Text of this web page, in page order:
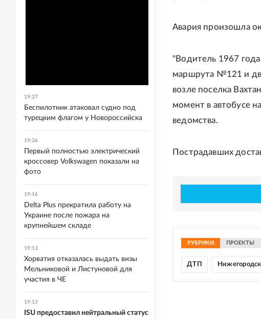
Авария произошла
"Водитель 1967
маршрута №121 и
возле поселка
момент в автобусе
ведомства.
Пострадавших
РУБРИКИ ПРОЕКТЫ
ДТП
19:27
Беспилотник атаковал судно под
турецким флагом у Новороссийска
19:26
Первый полностью электрический
кроссовер Volkswagen показали на
фото
19:16
Delta Plus прекратила работу на
Украине после пожара на
крупнейшем складе
19:13
Хорватия отказалась выдать визы
Мельниковой и Листуновой для
участия в ЧЕ
19:13
ISU предоставил нейтральный статус